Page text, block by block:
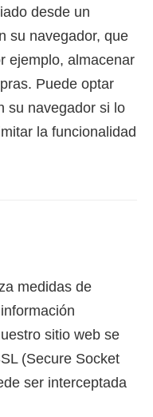
desde un
su navegador, que
ejemplo, almacenar
Puede optar
su navegador si lo
la funcionalidad
medidas de
sitio web se
(Secure Socket
ser interceptada